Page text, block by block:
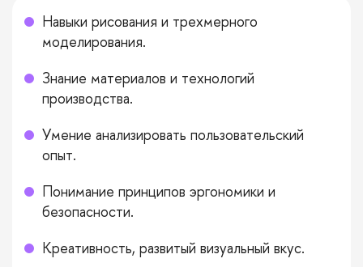
Навыки рисования и трехмерного
моделирования.
Знание материалов и технологий
производства.
Умение анализировать пользовательский
опыт.
Понимание принципов эргономики и
безопасности.
Креативность, развитый визуальный вкус.